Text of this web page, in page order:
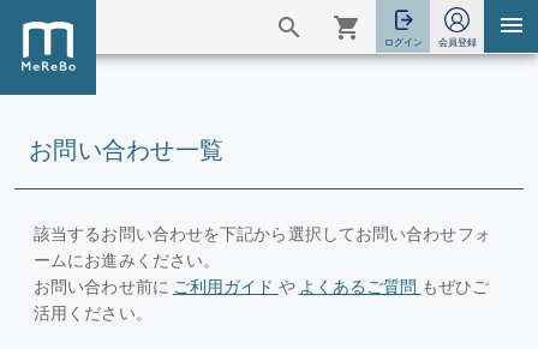
お問い合わせ一覧
該当するお問い合わせを下記から選択してお問い合わせフォ
ームにお進みください。
お問い合わせ前に ご利用ガイド や よくあるご質問 もぜひご
活用ください。